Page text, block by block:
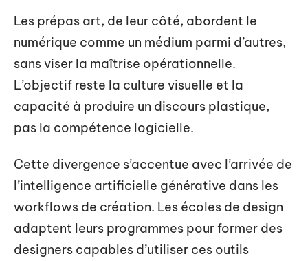
Les prépas art, de leur côté, abordent le
numérique comme un médium parmi d’autres,
sans viser la maîtrise opérationnelle.
L’objectif reste la culture visuelle et la
capacité à produire un discours plastique,
pas la compétence logicielle.
Cette divergence s’accentue avec l’arrivée de
l’intelligence artificielle générative dans les
workflows de création. Les écoles de design
adaptent leurs programmes pour former des
designers capables d’utiliser ces outils